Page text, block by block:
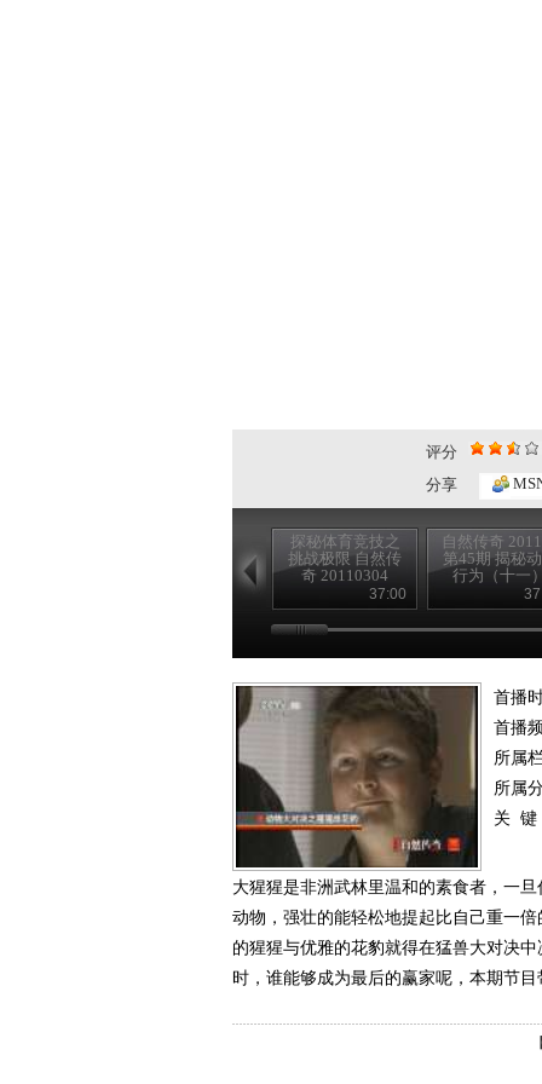
评分
分享
探秘体育竞技之
挑战极限 自然传
奇 20110304
37:00
自然传奇
第45期 揭秘
行为（十一
首播
首播
所属
所属
关 键
大猩猩是非洲武林里温和的素食者，一
动物，强壮的能轻松地提起比自己重一
的猩猩与优雅的花豹就得在猛兽大对决
时，谁能够成为最后的赢家呢，本期节